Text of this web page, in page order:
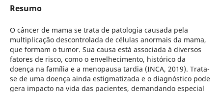
Resumo
O câncer de mama se trata de patologia causada pela
multiplicação descontrolada de células anormais da mama,
que formam o tumor. Sua causa está associada à diversos
fatores de risco, como o envelhecimento, histórico da
doença na família e a menopausa tardia (INCA, 2019). Trata-
se de uma doença ainda estigmatizada e o diagnóstico pode
gera impacto na vida das pacientes, demandando especial